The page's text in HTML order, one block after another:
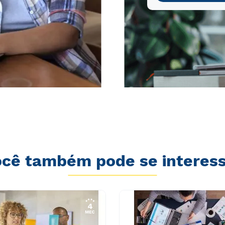
também pode se